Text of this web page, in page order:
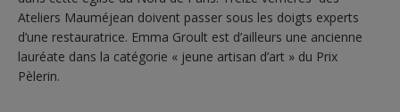
Ateliers Mauméjean doivent passer sous les doigts experts
d’une restauratrice. Emma Groult est d’ailleurs une ancienne
lauréate dans la catégorie « jeune artisan d’art » du Prix
Pèlerin.